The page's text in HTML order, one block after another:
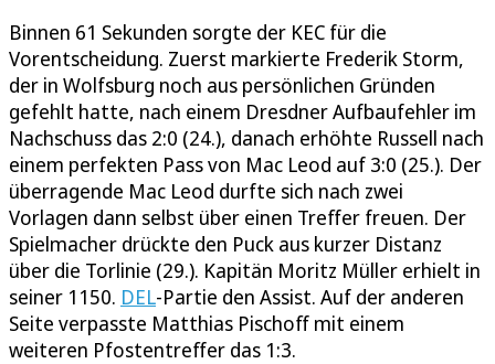
Binnen 61 Sekunden sorgte der KEC für die
Vorentscheidung. Zuerst markierte Frederik Storm,
der in Wolfsburg noch aus persönlichen Gründen
gefehlt hatte, nach einem Dresdner Aufbaufehler im
Nachschuss das 2:0 (24.), danach erhöhte Russell nach
einem perfekten Pass von Mac Leod auf 3:0 (25.). Der
überragende Mac Leod durfte sich nach zwei
Vorlagen dann selbst über einen Treffer freuen. Der
Spielmacher drückte den Puck aus kurzer Distanz
über die Torlinie (29.). Kapitän Moritz Müller erhielt in
seiner 1150. DEL-Partie den Assist. Auf der anderen
Seite verpasste Matthias Pischoff mit einem
weiteren Pfostentreffer das 1:3.